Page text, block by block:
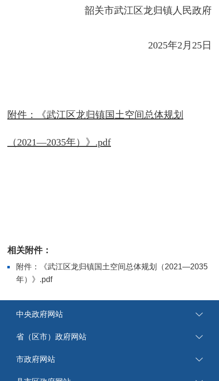
韶关市武江区龙归镇人民政府
2025年2月25日
附件：《武江区龙归镇国土空间总体规划
（2021—2035年）》.pdf
相关附件：
附件：《武江区龙归镇国土空间总体规划（2021—2035
年）》.pdf
中央政府网站
省（区市）政府网站
市政府网站